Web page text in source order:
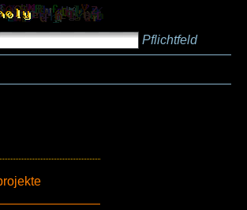
Pflichtfeld